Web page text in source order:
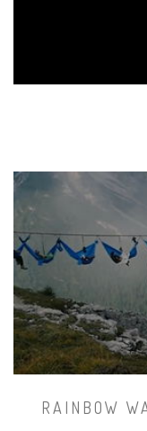
RAINBOW